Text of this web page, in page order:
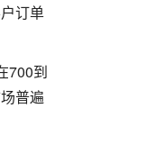
订单
700到
普遍